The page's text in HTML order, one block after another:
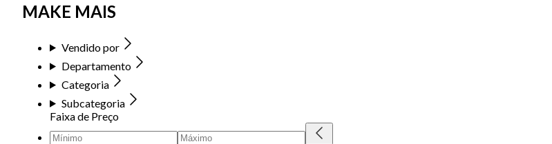
MAKE MAIS
Vendido por
Departamento
Categoria
Subcategoria
Faixa de Preço